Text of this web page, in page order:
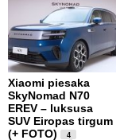
Xiaomi piesaka
SkyNomad N70
EREV – luksusa
SUV Eiropas tirgum
(+ FOTO)
4